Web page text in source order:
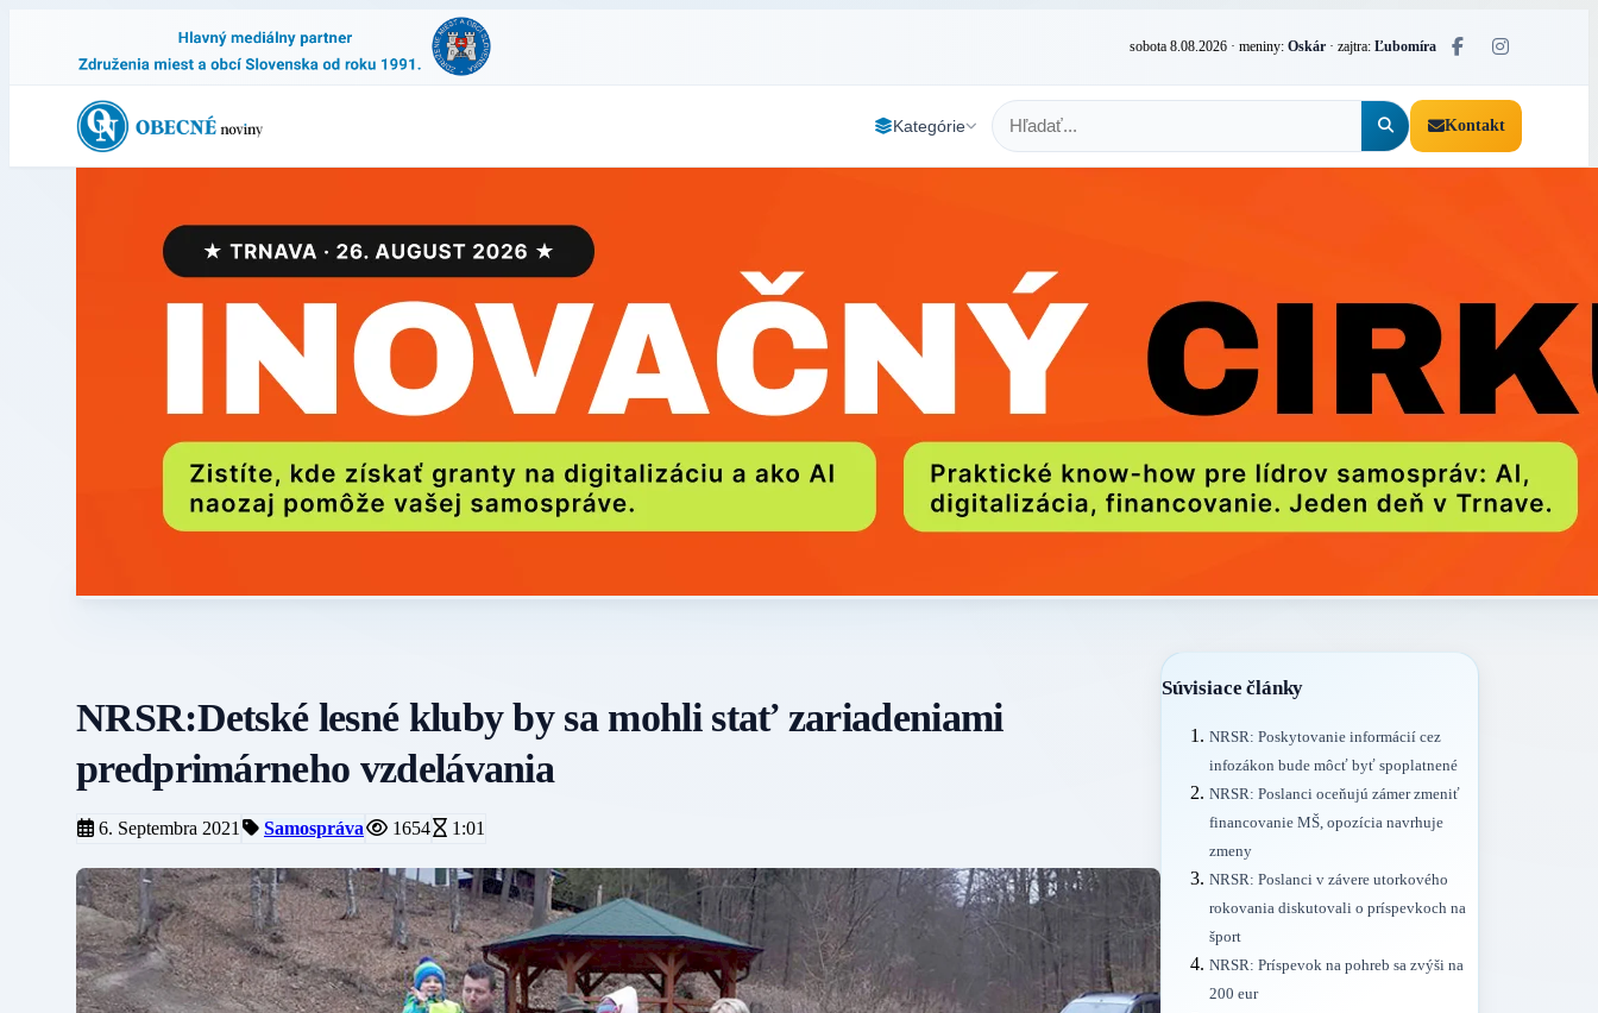
sobota 8.08.2026 · meniny: Oskár · zajtra: Ľubomíra
Kategórie Kontakt
NRSR:Detské lesné kluby by sa mohli stať zariadeniami
predprimárneho vzdelávania
6. Septembra 2021 Samospráva 1654 1:01
Súvisiace články
NRSR: Poskytovanie informácií cez
infozákon bude môcť byť spoplatnené
NRSR: Poslanci oceňujú zámer zmeniť
financovanie MŠ, opozícia navrhuje
zmeny
NRSR: Poslanci v závere utorkového
rokovania diskutovali o príspevkoch na
šport
NRSR: Príspevok na pohreb sa zvýši na
200 eur